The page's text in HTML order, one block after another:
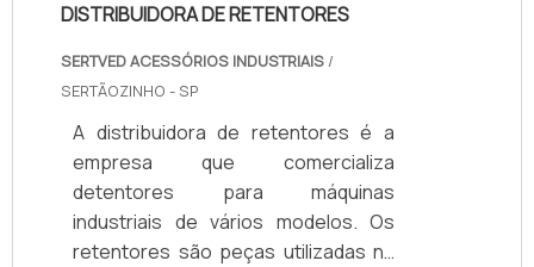
DISTRIBUIDORA DE RETENTORES
SERTVED ACESSÓRIOS INDUSTRIAIS /
SERTÃOZINHO - SP
A distribuidora de retentores é a
empresa que comercializa
detentores para máquinas
industriais de vários modelos. Os
retentores são peças utilizadas na